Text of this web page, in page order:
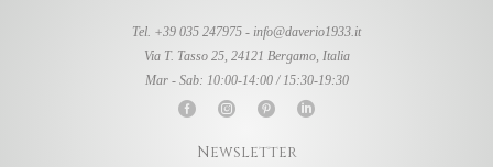
Tel. +39 035 247975 - info@daverio1933.it
Via T. Tasso 25, 24121 Bergamo, Italia
Mar - Sab: 10:00-14:00 / 15:30-19:30
Newsletter